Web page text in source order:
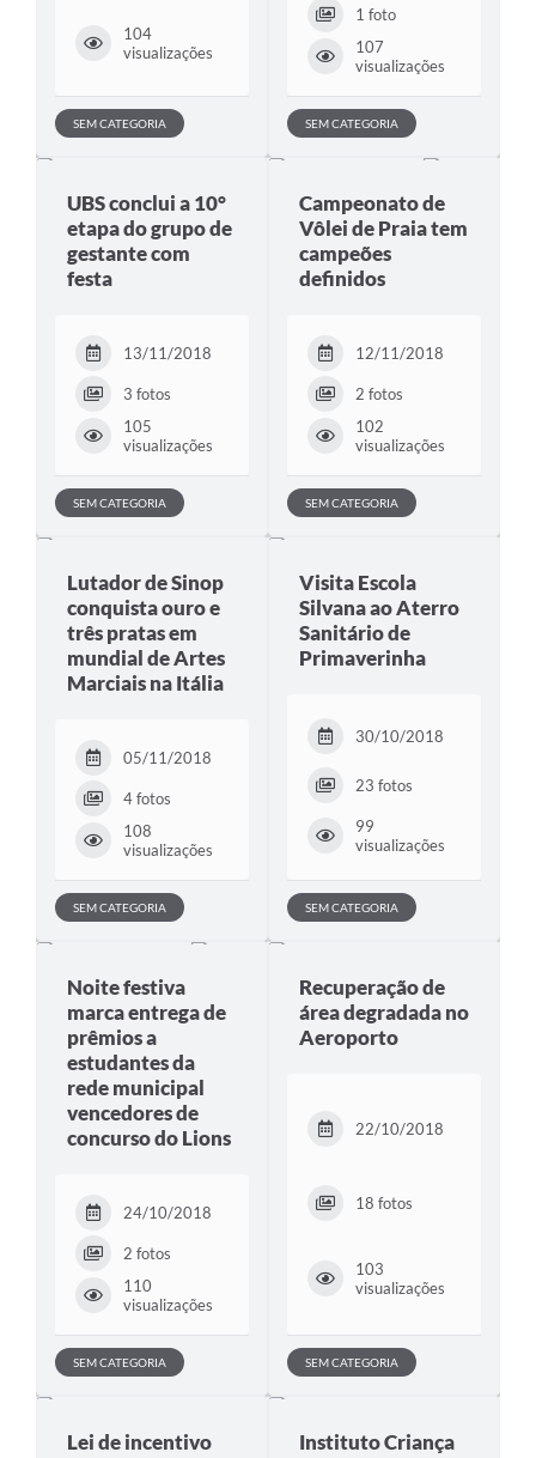
104
visualizações
SEM CATEGORIA
1 foto
107
visualizações
SEM CATEGORIA
UBS conclui a 10°
etapa do grupo de
gestante com
festa
13/11/2018
3 fotos
105
visualizações
SEM CATEGORIA
Campeonato de
Vôlei de Praia tem
campeões
definidos
12/11/2018
2 fotos
102
visualizações
SEM CATEGORIA
Lutador de Sinop
conquista ouro e
três pratas em
mundial de Artes
Marciais na Itália
05/11/2018
4 fotos
108
visualizações
SEM CATEGORIA
Visita Escola
Silvana ao Aterro
Sanitário de
Primaverinha
30/10/2018
23 fotos
99
visualizações
SEM CATEGORIA
Noite festiva
marca entrega de
prêmios a
estudantes da
rede municipal
vencedores de
concurso do Lions
24/10/2018
2 fotos
110
visualizações
SEM CATEGORIA
Recuperação de
área degradada no
Aeroporto
22/10/2018
18 fotos
103
visualizações
SEM CATEGORIA
Lei de incentivo
Instituto Criança